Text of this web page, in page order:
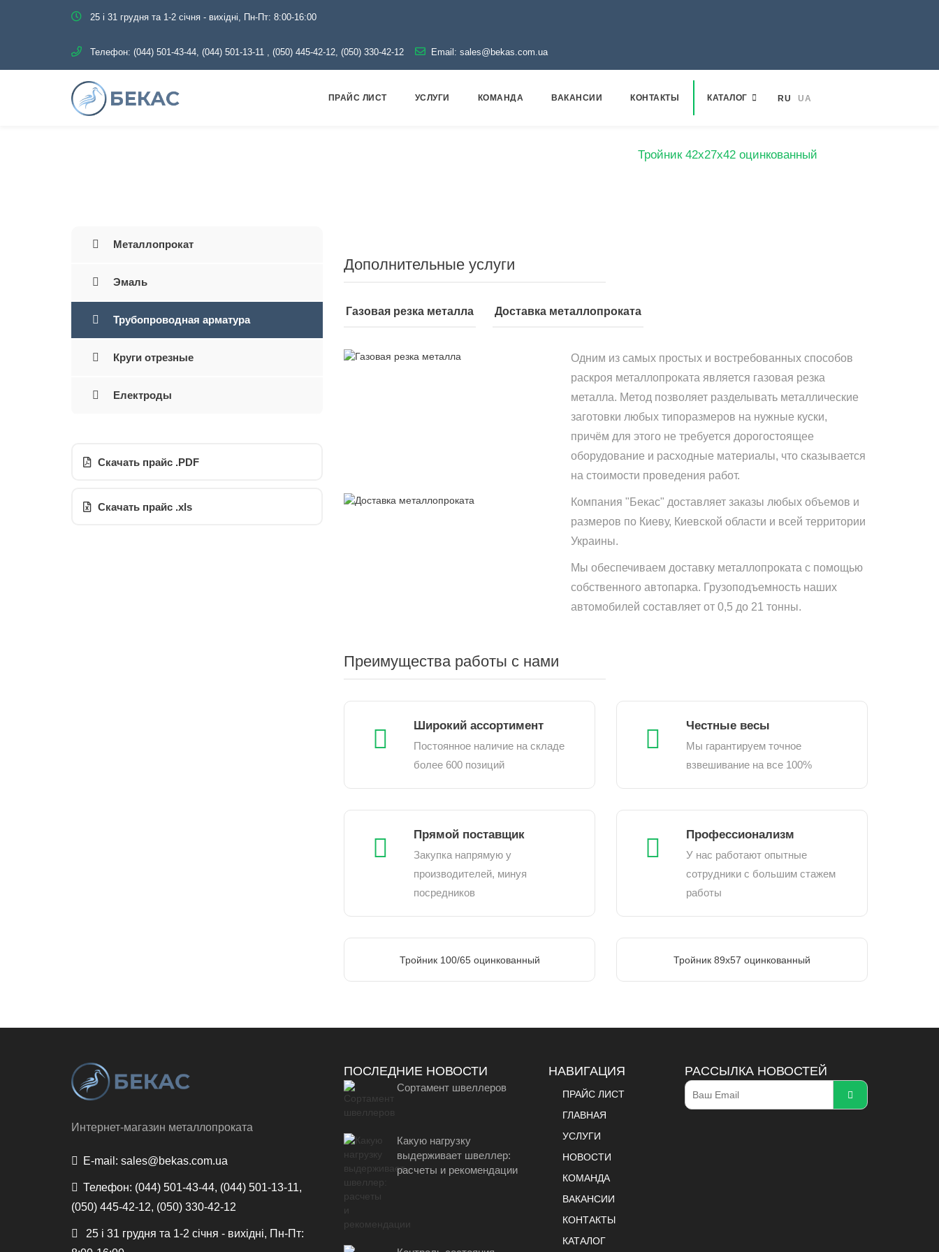
25 і 31 грудня та 1-2 січня - вихідні, Пн-Пт: 8:00-16:00
Телефон: (044) 501-43-44, (044) 501-13-11 , (050) 445-42-12, (050) 330-42-12 Email: sales@bekas.com.ua
ПРАЙС ЛИСТ УСЛУГИ КОМАНДА ВАКАНСИИ КОНТАКТЫ КАТАЛОГ RU UA
Тройник 42х27х42 оцинкованный
Металлопрокат
Эмаль
Трубопроводная арматура
Круги отрезные
Електроды
Скачать прайс .PDF
Скачать прайс .xls
Дополнительные услуги
Газовая резка металла Доставка металлопроката
Одним из самых простых и востребованных способов
раскроя металлопроката является газовая резка
металла. Метод позволяет разделывать металлические
заготовки любых типоразмеров на нужные куски,
причём для этого не требуется дорогостоящее
оборудование и расходные материалы, что сказывается
на стоимости проведения работ.
Компания "Бекас" доставляет заказы любых объемов и
размеров по Киеву, Киевской области и всей территории
Украины.
Мы обеспечиваем доставку металлопроката с помощью
собственного автопарка. Грузоподъемность наших
автомобилей составляет от 0,5 до 21 тонны.
Преимущества работы с нами
Широкий ассортимент
Постоянное наличие на складе
более 600 позиций
Честные весы
Мы гарантируем точное
взвешивание на все 100%
Прямой поставщик
Закупка напрямую у
производителей, минуя
посредников
Профессионализм
У нас работают опытные
сотрудники с большим стажем
работы
Тройник 100/65 оцинкованный Тройник 89х57 оцинкованный
Интернет-магазин металлопроката
E-mail: sales@bekas.com.ua
Телефон: (044) 501-43-44, (044) 501-13-11,
(050) 445-42-12, (050) 330-42-12
25 і 31 грудня та 1-2 січня - вихідні, Пн-Пт:
ПОСЛЕДНИЕ НОВОСТИ
Сортамент швеллеров
Какую нагрузку
выдерживает швеллер:
расчеты и рекомендации
НАВИГАЦИЯ
ПРАЙС ЛИСТ
ГЛАВНАЯ
УСЛУГИ
НОВОСТИ
КОМАНДА
ВАКАНСИИ
КОНТАКТЫ
КАТАЛОГ
РАССЫЛКА НОВОСТЕЙ